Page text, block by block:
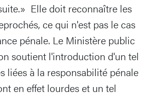
Elle doit reconnaître les
ce qui n'est pas le cas
pénale. Le Ministère public
soutient l'introduction d'un tel
liées à la responsabilité pénale
en effet lourdes et un tel